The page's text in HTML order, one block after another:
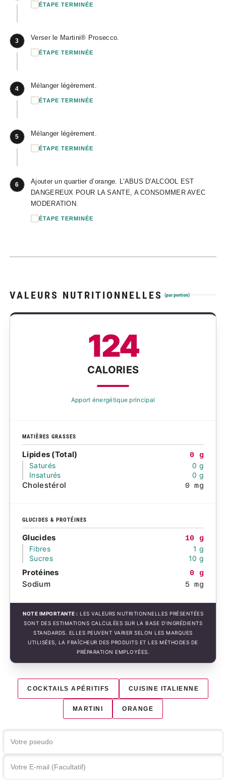
ÉTAPE TERMINÉE
3 Verser le Martini® Prosecco.
ÉTAPE TERMINÉE
4 Mélanger légèrement.
ÉTAPE TERMINÉE
5 Mélanger légèrement.
ÉTAPE TERMINÉE
6
Ajouter un quartier d’orange. L'ABUS D'ALCOOL EST
DANGEREUX POUR LA SANTE, A CONSOMMER AVEC
MODERATION.
ÉTAPE TERMINÉE
VALEURS NUTRITIONNELLES (par portion)
124
CALORIES
Apport énergétique principal
MATIÈRES GRASSES
Lipides (Total)
0 g
Saturés
0 g
Insaturés
0 g
Cholestérol 0 mg
GLUCIDES & PROTÉINES
Glucides
10 g
Fibres
1 g
Sucres
10 g
Protéines 0 g
Sodium 5 mg
NOTE IMPORTANTE : LES VALEURS NUTRITIONNELLES PRÉSENTÉES
SONT DES ESTIMATIONS CALCULÉES SUR LA BASE D'INGRÉDIENTS
STANDARDS. ELLES PEUVENT VARIER SELON LES MARQUES
UTILISÉES, LA FRAÎCHEUR DES PRODUITS ET LES MÉTHODES DE
PRÉPARATION EMPLOYÉES.
COCKTAILS APÉRITIFS CUISINE ITALIENNE
MARTINI ORANGE